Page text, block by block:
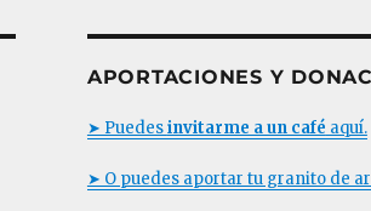
APORTACIONES Y
➤ Puedesinvitarme a un café aquí.
➤ O puedes aportar tu granito de